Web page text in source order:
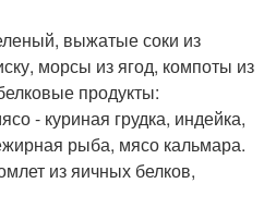
выжатые соки из
морсы из ягод, компоты из
продукты:
- куриная грудка, индейка,
рыба, мясо кальмара.
из яичных белков,